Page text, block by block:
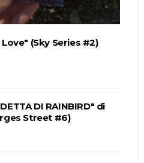
(Sky Series #2)
DI RAINBIRD" di
Street #6)